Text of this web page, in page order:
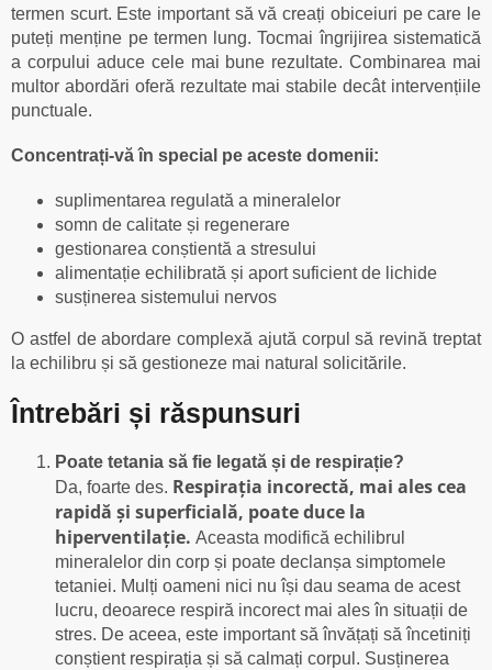
termen scurt. Este important să vă creați obiceiuri pe care le
puteți menține pe termen lung. Tocmai îngrijirea sistematică
a corpului aduce cele mai bune rezultate. Combinarea mai
multor abordări oferă rezultate mai stabile decât intervențiile
punctuale.
Concentrați-vă în special pe aceste domenii:
suplimentarea regulată a mineralelor
somn de calitate și regenerare
gestionarea conștientă a stresului
alimentație echilibrată și aport suficient de lichide
susținerea sistemului nervos
O astfel de abordare complexă ajută corpul să revină treptat
la echilibru și să gestioneze mai natural solicitările.
Întrebări și răspunsuri
Poate tetania să fie legată și de respirație?
Da, foarte des. Respirația incorectă, mai ales cea
rapidă și superficială, poate duce la
hiperventilație. Aceasta modifică echilibrul
mineralelor din corp și poate declanșa simptomele
tetaniei. Mulți oameni nici nu își dau seama de acest
lucru, deoarece respiră incorect mai ales în situații de
stres. De aceea, este important să învățați să încetiniți
conștient respirația și să calmați corpul. Susținerea